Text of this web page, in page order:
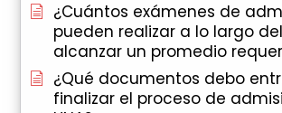
¿Cuántos exámenes de
pueden realizar a lo largo
alcanzar un promedio
¿Qué documentos debo
finalizar el proceso de